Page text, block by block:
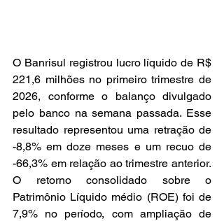
O Banrisul registrou lucro líquido de R$
221,6 milhões no primeiro trimestre de
2026, conforme o balanço divulgado
pelo banco na semana passada. Esse
resultado representou uma retração de
-8,8% em doze meses e um recuo de
-66,3% em relação ao trimestre anterior.
O retorno consolidado sobre o
Patrimônio Líquido médio (ROE) foi de
7,9% no período, com ampliação de